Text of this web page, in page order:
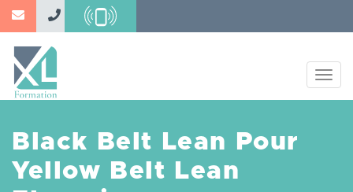
Aller
principal
Black Belt Lean Pour
Yellow Belt Lean